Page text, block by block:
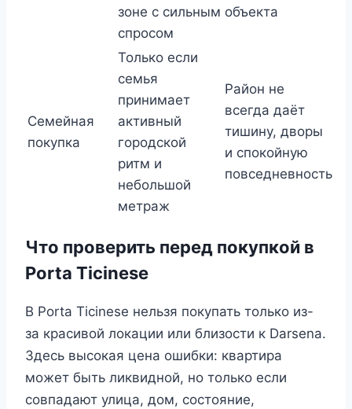
зоне с сильным
спросом
объекта
Семейная
покупка
Только если
семья
принимает
активный
городской
ритм и
небольшой
метраж
Район не
всегда даёт
тишину, дворы
и спокойную
повседневность
Что проверить перед покупкой в
Porta Ticinese
В Porta Ticinese нельзя покупать только из-
за красивой локации или близости к Darsena.
Здесь высокая цена ошибки: квартира
может быть ликвидной, но только если
совпадают улица, дом, состояние,